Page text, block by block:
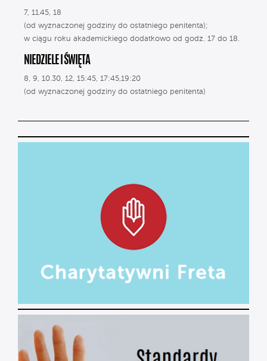
7, 11.45, 18
(od wyznaczonej godziny do ostatniego penitenta);
w ciągu roku akademickiego dodatkowo od godz. 17 do 18.
NIEDZIELE I ŚWIĘTA
8, 9, 10.30, 12, 15:45, 17:45,19:20
(od wyznaczonej godziny do ostatniego penitenta)